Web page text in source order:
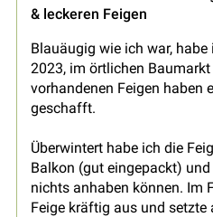
& leckeren Feigen
Blauäugig wie ich war,
2023, im örtlichen
vorhandenen Feigen haben
geschafft.
Überwintert habe ich die
Balkon (gut eingepackt) und
nichts anhaben können. Im
Feige kräftig aus und